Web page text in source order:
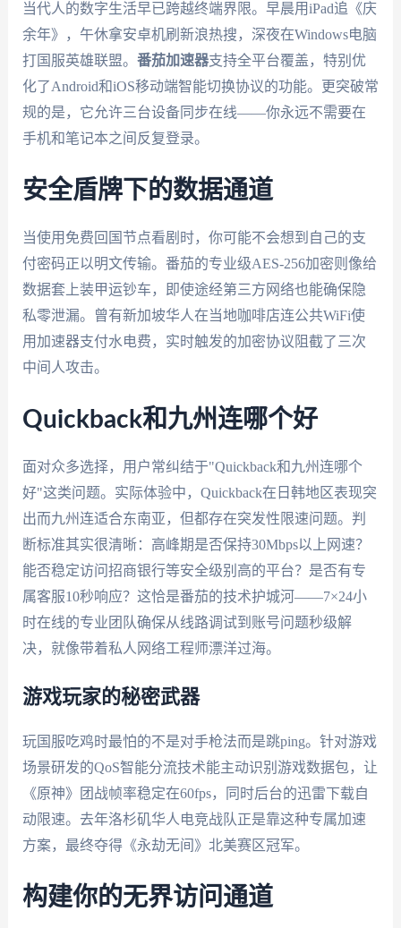
当代人的数字生活早已跨越终端界限。早晨用iPad追《庆
余年》，午休拿安卓机刷新浪热搜，深夜在Windows电脑
打国服英雄联盟。 番茄加速器支持全平台覆盖，特别优
化了Android和iOS移动端智能切换协议的功能。更突破常
规的是，它允许三台设备同步在线——你永远不需要在
手机和笔记本之间反复登录。
安全盾牌下的数据通道
当使用免费回国节点看剧时，你可能不会想到自己的支
付密码正以明文传输。番茄的专业级AES-256加密则像给
数据套上装甲运钞车，即使途经第三方网络也能确保隐
私零泄漏。曾有新加坡华人在当地咖啡店连公共WiFi使
用加速器支付水电费，实时触发的加密协议阻截了三次
中间人攻击。
Quickback和九州连哪个好
面对众多选择，用户常纠结于"Quickback和九州连哪个
好"这类问题。实际体验中，Quickback在日韩地区表现突
出而九州连适合东南亚，但都存在突发性限速问题。判
断标准其实很清晰：高峰期是否保持30Mbps以上网速？
能否稳定访问招商银行等安全级别高的平台？是否有专
属客服10秒响应？这恰是番茄的技术护城河——7×24小
时在线的专业团队确保从线路调试到账号问题秒级解
决，就像带着私人网络工程师漂洋过海。
游戏玩家的秘密武器
玩国服吃鸡时最怕的不是对手枪法而是跳ping。针对游戏
场景研发的QoS智能分流技术能主动识别游戏数据包，让
《原神》团战帧率稳定在60fps，同时后台的迅雷下载自
动限速。去年洛杉矶华人电竞战队正是靠这种专属加速
方案，最终夺得《永劫无间》北美赛区冠军。
构建你的无界访问通道